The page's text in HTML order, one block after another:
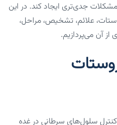
جدی‌تری ایجاد کند. در این
علائم، تشخیص، مراحل،
آن می‌پردازیم.
سلول‌های سرطانی در غده